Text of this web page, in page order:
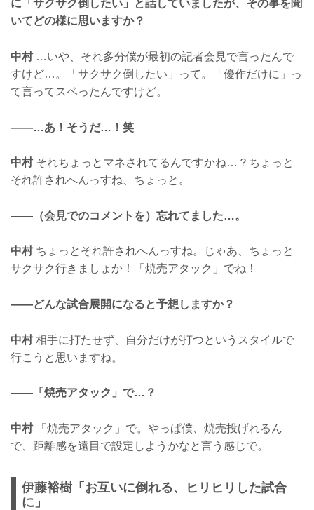
に「サクサク倒したい」と話していましたが、その事を聞
いてどの様に思いますか？
中村…いや、それ多分僕が最初の記者会見で言ったんで
すけど…。「サクサク倒したい」って。「優作だけに」っ
て言ってスベったんですけど。
——…あ！そうだ…！笑
中村それちょっとマネされてるんですかね…？ちょっと
それ許されへんっすね、ちょっと。
——（会見でのコメントを）忘れてました…。
中村ちょっとそれ許されへんっすね。じゃあ、ちょっと
サクサク行きましょか！「焼売アタック」でね！
——どんな試合展開になると予想しますか？
中村相手に打たせず、自分だけが打つというスタイルで
行こうと思いますね。
——「焼売アタック」で…？
中村「焼売アタック」で。やっぱ僕、焼売投げれるん
で、距離感を遠目で設定しようかなと言う感じで。
伊藤裕樹「お互いに倒れる、ヒリヒリした試合
に」